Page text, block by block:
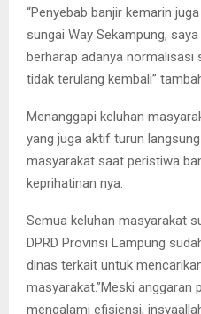
“Penyebab banjir kemarin
sungai Way Sekampung,
berharap adanya normalisasi
tidak terulang kembali”
Menanggapi keluhan
yang juga aktif turun
masyarakat saat peristiwa
keprihatinan nya.
Semua keluhan masyarakat
DPRD Provinsi Lampung
dinas terkait untuk
masyarakat.”Meski anggaran
mengalami efisiensi,